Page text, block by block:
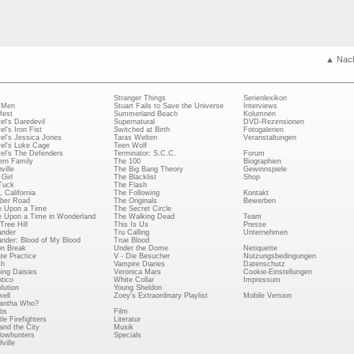
▲
Daredevil
Iron Fist
Jessica Jones
Luke Cage
The Defenders
Family
California
Road
Upon a Time
Upon a Time in Wonderland
Hill
Blood of My Blood
Break
Practice
Daisies
Who?
Firefighters
the City
Stranger Things
Stuart Fails to Save the Universe
Summerland Beach
Supernatural
Switched at Birth
Taras Welten
Teen Wolf
Terminator: S.C.C.
The 100
The Big Bang Theory
The Blacklist
The Flash
The Following
The Originals
The Secret Circle
The Walking Dead
This Is Us
Tru Calling
True Blood
Under the Dome
V - Die Besucher
Vampire Diaries
Veronica Mars
White Collar
Young Sheldon
Zoey's Extraordinary Playlist
Film
Literatur
Musik
Specials
Serienlexikon
Interviews
Kolumnen
DVD-Rezensionen
Fotogalerien
Veranstaltungen
Forum
Biographien
Gewinnspiele
Shop
Kontakt
Bewerben
Team
Presse
Unternehmen
Netiquette
Nutzungsbedingungen
Datenschutz
Cookie-Einstellungen
Impressum
Mobile Version